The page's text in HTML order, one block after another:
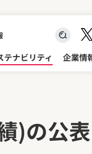
テナビリティ 企業情
検索キ
)の公